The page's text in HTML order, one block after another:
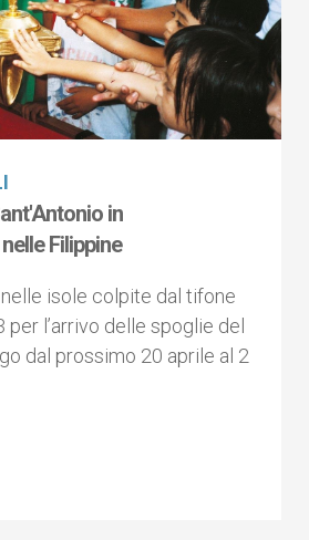
in
Filippine
nelle isole colpite dal tifone
per l’arrivo delle spoglie del
dal prossimo 20 aprile al 2